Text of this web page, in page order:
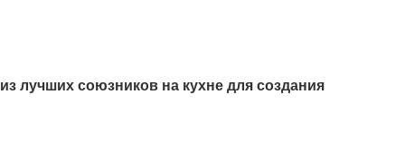
лучших союзников на кухне для создания